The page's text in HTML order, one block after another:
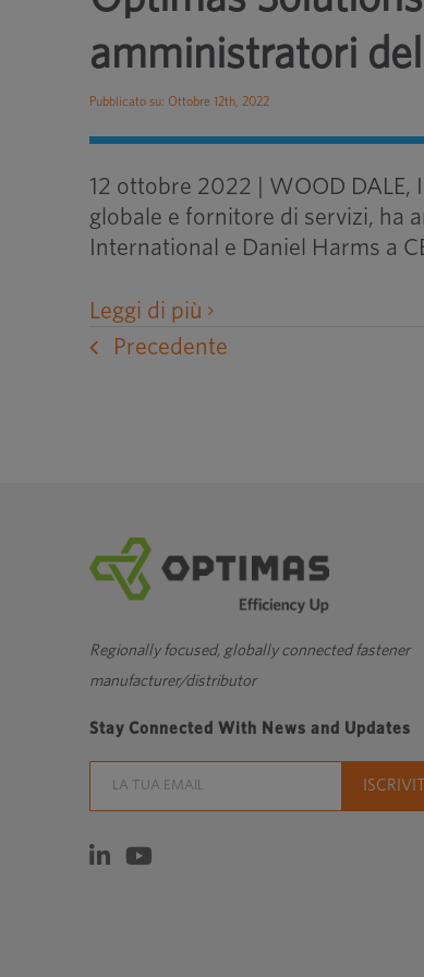
amministratori
Pubblicato su: Ottobre 12th, 2022
12 ottobre 2022 | WOOD
globale e fornitore di servizi, ha
International e Daniel Harms a
Leggi di più apre
un
finestra
Precedente
Regionally focused, globally connected fastener
manufacturer/distributor
Stay Connected With News and Updates